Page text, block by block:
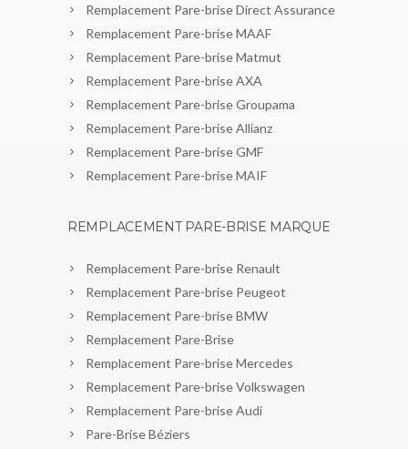
Remplacement Pare-brise Direct Assurance
Remplacement Pare-brise MAAF
Remplacement Pare-brise Matmut
Remplacement Pare-brise AXA
Remplacement Pare-brise Groupama
Remplacement Pare-brise Allianz
Remplacement Pare-brise GMF
Remplacement Pare-brise MAIF
REMPLACEMENT PARE-BRISE MARQUE
Remplacement Pare-brise Renault
Remplacement Pare-brise Peugeot
Remplacement Pare-brise BMW
Remplacement Pare-Brise
Remplacement Pare-brise Mercedes
Remplacement Pare-brise Volkswagen
Remplacement Pare-brise Audi
Pare-Brise Béziers